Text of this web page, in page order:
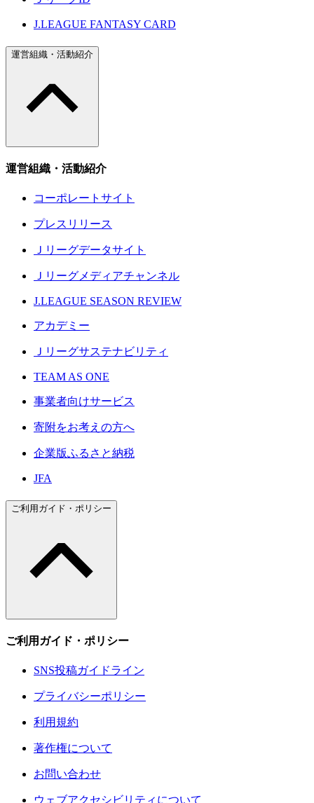
J.LEAGUE FANTASY CARD
運営組織・活動紹介
運営組織・活動紹介
コーポレートサイト
プレスリリース
Ｊリーグデータサイト
Ｊリーグメディアチャンネル
J.LEAGUE SEASON REVIEW
アカデミー
Ｊリーグサステナビリティ
TEAM AS ONE
事業者向けサービス
寄附をお考えの方へ
企業版ふるさと納税
JFA
ご利用ガイド・ポリシー
ご利用ガイド・ポリシー
SNS投稿ガイドライン
プライバシーポリシー
利用規約
著作権について
お問い合わせ
ウェブアクセシビリティについて